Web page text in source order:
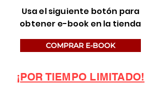
Usa el siguiente botón para
obtener e-book en la tienda
COMPRAR E-BOOK
¡POR TIEMPO LIMITADO!